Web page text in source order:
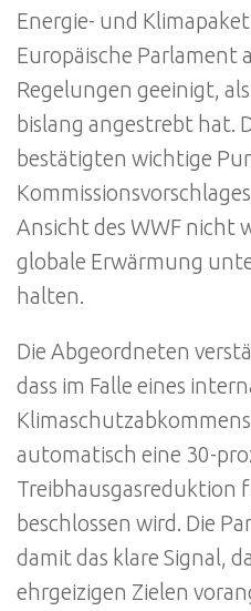
Energie- und
Europäische Parlament
Regelungen geeinigt,
bislang angestrebt hat.
bestätigten wichtige
Ansicht des WWF nicht
globale Erwärmung
halten.
Die Abgeordneten
dass im Falle eines
automatisch eine 30-
Treibhausgasreduktion
beschlossen wird. Die
damit das klare Signal,
ehrgeizigen Zielen